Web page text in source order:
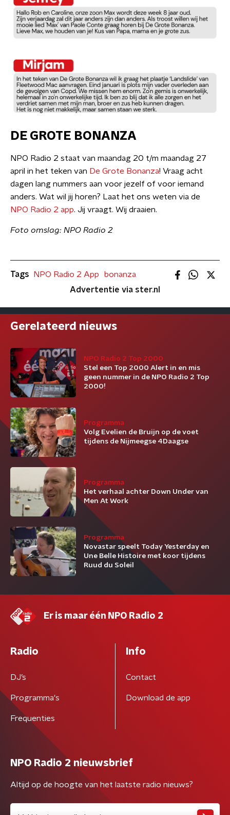
DE GROTE BONANZA
NPO Radio 2 staat van maandag 20 t/m maandag 27
april in het teken van De Grote Bonanza! Vraag acht
dagen lang nummers aan voor jezelf of voor iemand
anders. Wat wil jij horen? Laat het ons weten via de
NPO Radio 2 app. Jij vraagt. Wij draaien.
Foto omslag: NPO Radio 2
Tags NPO Radio 2 App
bonanza
Advertentie via ster.nl
Gerelateerd nieuws
NPO Radio 2 Top 2000
Stel een Top 2000 Alert in en mis
geen nummer in de NPO Radio 2 Top
2000!
Programma
Volg Evelien de Bruijn op de voet
tijdens de Nijmeegse 4Daagse
Programma
Het verhaal achter Down Under van
Men At Work
Programma
Novastar speelt Today Yesterday en
Une Belle Histoire met koor tijdens
Ruud du Soleil
Er is maar één NPO Radio 2
Radio
DJ’s
Programma's
Frequenties
Info
Contact
Download de app
NPO Radio 2 nieuwsbrief
Altijd op de hoogte van het laatste radio nieuws?